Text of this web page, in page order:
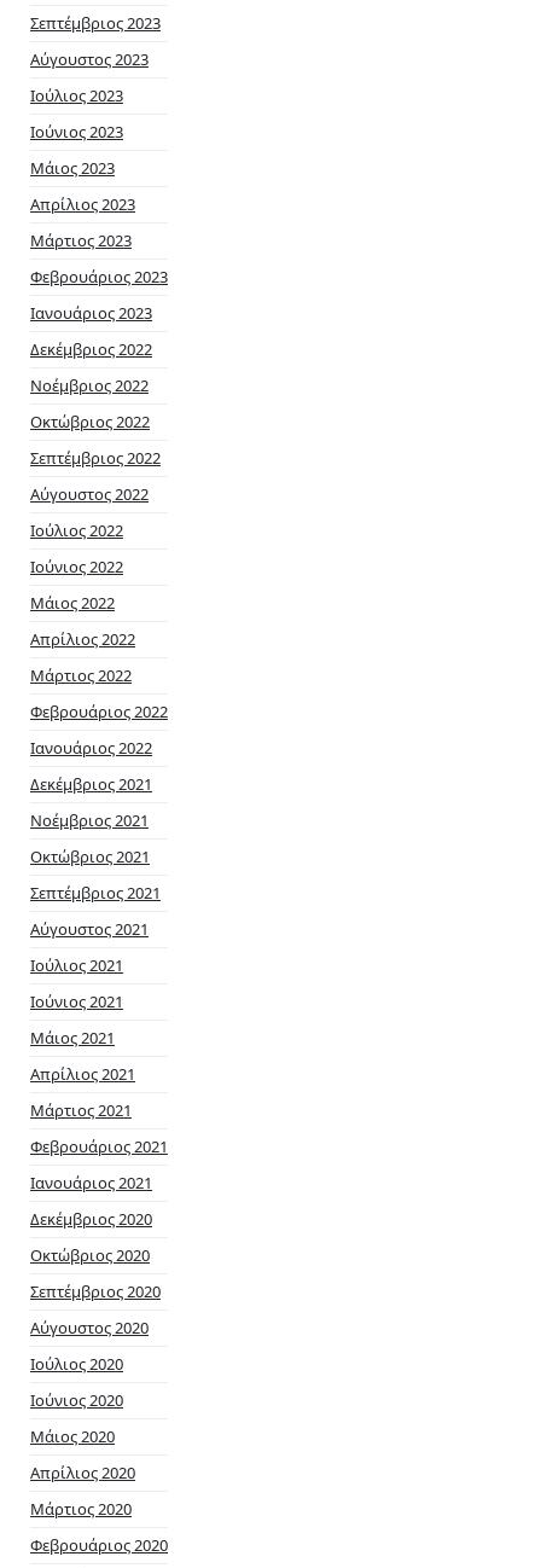
Σεπτέμβριος 2023
Αύγουστος 2023
Ιούλιος 2023
Ιούνιος 2023
Μάιος 2023
Απρίλιος 2023
Μάρτιος 2023
Φεβρουάριος 2023
Ιανουάριος 2023
Δεκέμβριος 2022
Νοέμβριος 2022
Οκτώβριος 2022
Σεπτέμβριος 2022
Αύγουστος 2022
Ιούλιος 2022
Ιούνιος 2022
Μάιος 2022
Απρίλιος 2022
Μάρτιος 2022
Φεβρουάριος 2022
Ιανουάριος 2022
Δεκέμβριος 2021
Νοέμβριος 2021
Οκτώβριος 2021
Σεπτέμβριος 2021
Αύγουστος 2021
Ιούλιος 2021
Ιούνιος 2021
Μάιος 2021
Απρίλιος 2021
Μάρτιος 2021
Φεβρουάριος 2021
Ιανουάριος 2021
Δεκέμβριος 2020
Οκτώβριος 2020
Σεπτέμβριος 2020
Αύγουστος 2020
Ιούλιος 2020
Ιούνιος 2020
Μάιος 2020
Απρίλιος 2020
Μάρτιος 2020
Φεβρουάριος 2020